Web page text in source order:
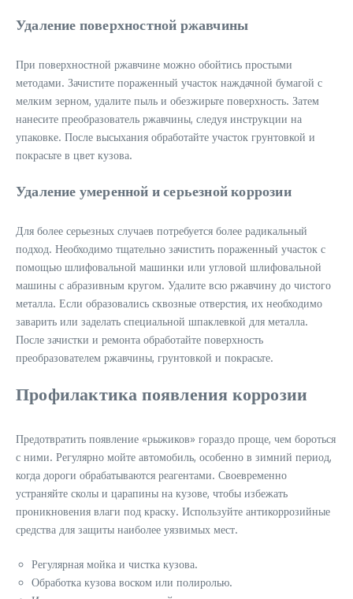
Удаление поверхностной ржавчины
При поверхностной ржавчине можно обойтись простыми
методами. Зачистите пораженный участок наждачной бумагой с
мелким зерном, удалите пыль и обезжирьте поверхность. Затем
нанесите преобразователь ржавчины, следуя инструкции на
упаковке. После высыхания обработайте участок грунтовкой и
покрасьте в цвет кузова.
Удаление умеренной и серьезной коррозии
Для более серьезных случаев потребуется более радикальный
подход. Необходимо тщательно зачистить пораженный участок с
помощью шлифовальной машинки или угловой шлифовальной
машины с абразивным кругом. Удалите всю ржавчину до чистого
металла. Если образовались сквозные отверстия, их необходимо
заварить или заделать специальной шпаклевкой для металла.
После зачистки и ремонта обработайте поверхность
преобразователем ржавчины, грунтовкой и покрасьте.
Профилактика появления коррозии
Предотвратить появление «рыжиков» гораздо проще, чем бороться
с ними. Регулярно мойте автомобиль, особенно в зимний период,
когда дороги обрабатываются реагентами. Своевременно
устраняйте сколы и царапины на кузове, чтобы избежать
проникновения влаги под краску. Используйте антикоррозийные
средства для защиты наиболее уязвимых мест.
Регулярная мойка и чистка кузова.
Обработка кузова воском или полиролью.